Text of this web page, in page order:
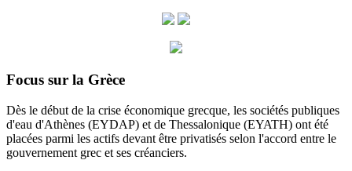
Focus sur la Grèce
Dès le début de la crise économique grecque, les sociétés publiques
d'eau d'Athènes (EYDAP) et de Thessalonique (EYATH) ont été
placées parmi les actifs devant être privatisés selon l'accord entre le
gouvernement grec et ses créanciers.